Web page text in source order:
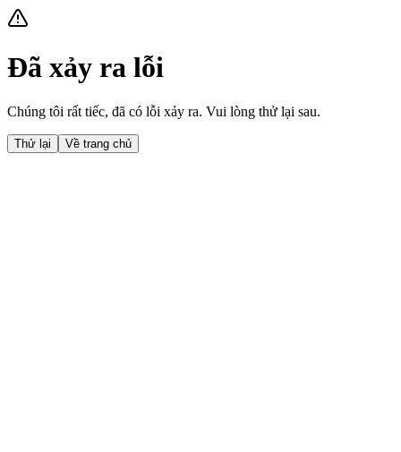
Đã xảy ra lỗi
Chúng tôi rất tiếc, đã có lỗi xảy ra. Vui lòng thử lại sau.
Thử lại Về trang chủ